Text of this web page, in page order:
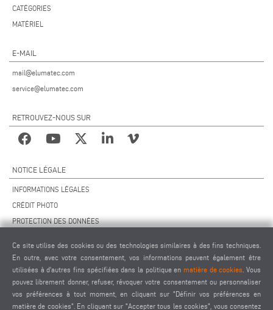
CATÉGORIES
MATÉRIEL
E-MAIL
mail@elumatec.com
service@elumatec.com
RETROUVEZ-NOUS SUR
NOTICE LÉGALE
INFORMATIONS LÉGALES
CRÉDIT PHOTO
PROTECTION DES DONNÉES
ACCORD DE TÉLÉMAINTENANCE
PARAMÈTRES DES COOKIES
CODE DE CONDUITE DES FOURNISSEURS
Ce site utilise des cookies ou des technologies similaires à des fins techniques.
En outre, avec votre consentement, vos informations peuvent également être
utilisées à d'autres fins spécifiées dans la politique en matière de cookies . Vous
pouvez librement donner, refuser, révoquer votre consentement ou personnaliser
vos préférences à tout moment, en cliquant sur "Définir vos préférences en
matière de cookies". En cliquant sur "Accepter tous les cookies", vous consentez